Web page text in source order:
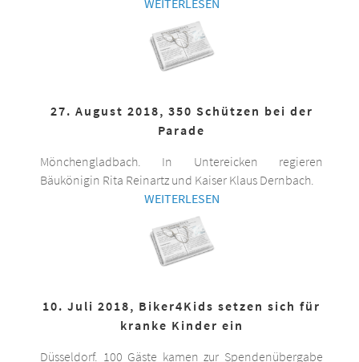
27. August 2018, 350 Schützen bei der
Parade
Mönchengladbach. In Untereicken regieren
Bäukönigin Rita Reinartz und Kaiser Klaus Dernbach.
WEITERLESEN
10. Juli 2018, Biker4Kids setzen sich für
kranke Kinder ein
Düsseldorf. 100 Gäste kamen zur Spendenübergabe